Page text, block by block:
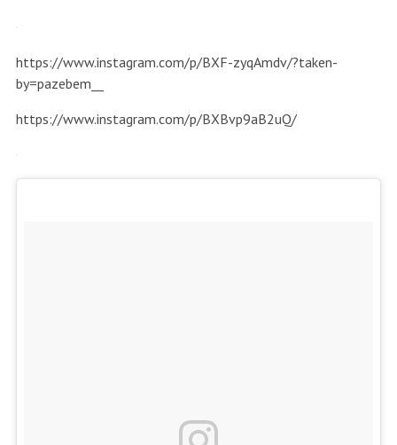
https://www.instagram.com/p/BXF-zyqAmdv/?taken-
by=pazebem__
https://www.instagram.com/p/BXBvp9aB2uQ/